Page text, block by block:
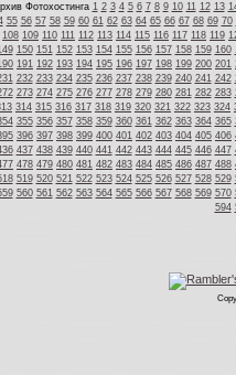
Фотохостинга 1 2 3 4 5 6 7 8 9 10 11 12 13
55 56 57 58 59 60 61 62 63 64 65 66 67 68 69 70
108 109 110 111 112 113 114 115 116 117 118 119
150 151 152 153 154 155 156 157 158 159 160
191 192 193 194 195 196 197 198 199 200 201
232 233 234 235 236 237 238 239 240 241 242
273 274 275 276 277 278 279 280 281 282 283
314 315 316 317 318 319 320 321 322 323 324
355 356 357 358 359 360 361 362 363 364 365
396 397 398 399 400 401 402 403 404 405 406
437 438 439 440 441 442 443 444 445 446 447
478 479 480 481 482 483 484 485 486 487 488
519 520 521 522 523 524 525 526 527 528 529
560 561 562 563 564 565 566 567 568 569 570
594